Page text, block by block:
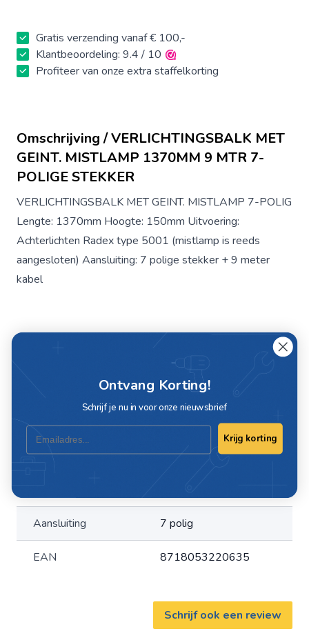
Gratis verzending vanaf € 100,-
Klantbeoordeling: 9.4 / 10
Profiteer van onze extra staffelkorting
Omschrijving / VERLICHTINGSBALK MET
GEINT. MISTLAMP 1370MM 9 MTR 7-
POLIGE STEKKER
VERLICHTINGSBALK MET GEINT. MISTLAMP 7-POLIG
Lengte: 1370mm Hoogte: 150mm Uitvoering:
Achterlichten Radex type 5001 (mistlamp is reeds
aangesloten) Aansluiting: 7 polige stekker + 9 meter
kabel
Specificaties
19117
12V
Type verlichting
Verlichting set/balk
compleet
Gloeilamp
Aansluiting 7 polig
EAN 8718053220635
Schrijf ook een review
Ontvang Korting!
Schrijf je nu in voor onze nieuwsbrief
Email
Krijg korting